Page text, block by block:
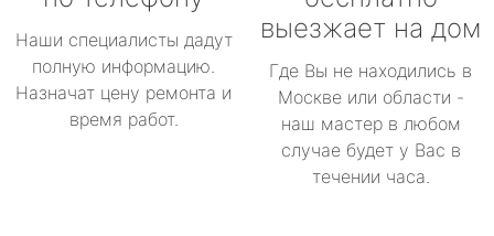
Наши специалисты дадут
полную информацию.
Назначат цену ремонта и
время работ.
выезжает на дом
Где Вы не находились в
Москве или области -
наш мастер в любом
случае будет у Вас в
течении часа.